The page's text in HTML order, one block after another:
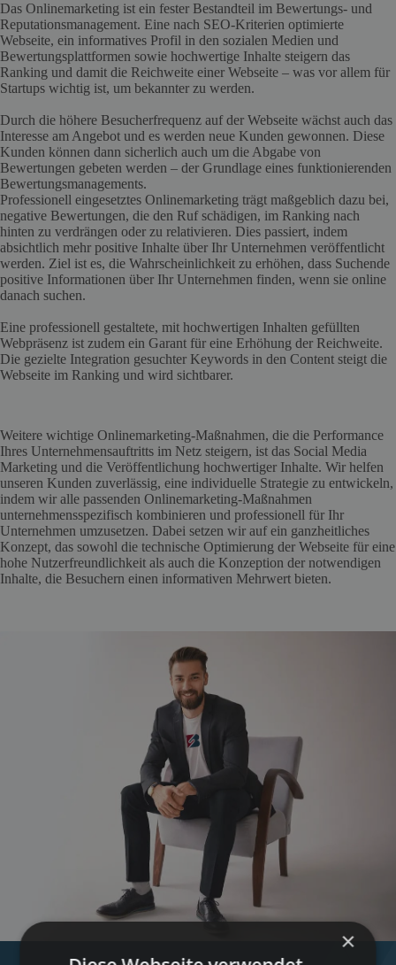
Das Onlinemarketing ist ein fester Bestandteil im Bewertungs- und
Reputationsmanagement. Eine nach SEO-Kriterien optimierte
Webseite, ein informatives Profil in den sozialen Medien und
Bewertungsplattformen sowie hochwertige Inhalte steigern das
Ranking und damit die Reichweite einer Webseite – was vor allem für
Startups wichtig ist, um bekannter zu werden.
Durch die höhere Besucherfrequenz auf der Webseite wächst auch das
Interesse am Angebot und es werden neue Kunden gewonnen. Diese
Kunden können dann sicherlich auch um die Abgabe von
Bewertungen gebeten werden – der Grundlage eines funktionierenden
Bewertungsmanagements.
Professionell eingesetztes Onlinemarketing trägt maßgeblich dazu bei,
negative Bewertungen, die den Ruf schädigen, im Ranking nach
hinten zu verdrängen oder zu relativieren. Dies passiert, indem
absichtlich mehr positive Inhalte über Ihr Unternehmen veröffentlicht
werden. Ziel ist es, die Wahrscheinlichkeit zu erhöhen, dass Suchende
positive Informationen über Ihr Unternehmen finden, wenn sie online
danach suchen.
Eine professionell gestaltete, mit hochwertigen Inhalten gefüllten
Webpräsenz ist zudem ein Garant für eine Erhöhung der Reichweite.
Die gezielte Integration gesuchter Keywords in den Content steigt die
Webseite im Ranking und wird sichtbarer.
Weitere wichtige Onlinemarketing-Maßnahmen, die die Performance
Ihres Unternehmensauftritts im Netz steigern, ist das Social Media
Marketing und die Veröffentlichung hochwertiger Inhalte. Wir helfen
unseren Kunden zuverlässig, eine individuelle Strategie zu entwickeln,
indem wir alle passenden Onlinemarketing-Maßnahmen
unternehmensspezifisch kombinieren und professionell für Ihr
Unternehmen umzusetzen. Dabei setzen wir auf ein ganzheitliches
Konzept, das sowohl die technische Optimierung der Webseite für eine
hohe Nutzerfreundlichkeit als auch die Konzeption der notwendigen
Inhalte, die Besuchern einen informativen Mehrwert bieten.
×